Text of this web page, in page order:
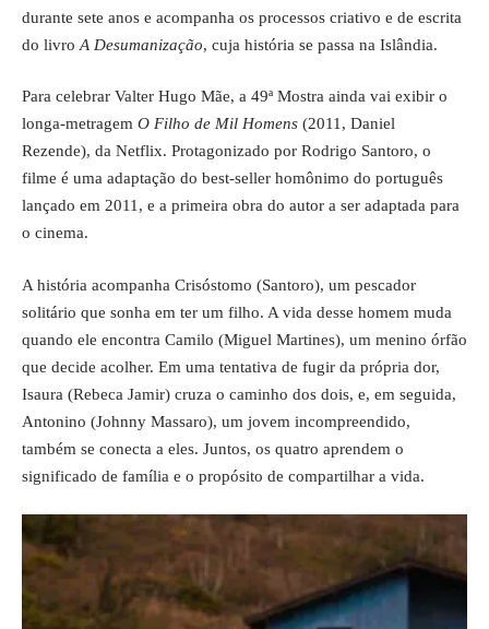
durante sete anos e acompanha os processos criativo e de escrita
do livro A Desumanização, cuja história se passa na Islândia.
Para celebrar Valter Hugo Mãe, a 49ª Mostra ainda vai exibir o
longa-metragem O Filho de Mil Homens (2011, Daniel
Rezende), da Netflix. Protagonizado por Rodrigo Santoro, o
filme é uma adaptação do best-seller homônimo do português
lançado em 2011, e a primeira obra do autor a ser adaptada para
o cinema.
A história acompanha Crisóstomo (Santoro), um pescador
solitário que sonha em ter um filho. A vida desse homem muda
quando ele encontra Camilo (Miguel Martines), um menino órfão
que decide acolher. Em uma tentativa de fugir da própria dor,
Isaura (Rebeca Jamir) cruza o caminho dos dois, e, em seguida,
Antonino (Johnny Massaro), um jovem incompreendido,
também se conecta a eles. Juntos, os quatro aprendem o
significado de família e o propósito de compartilhar a vida.